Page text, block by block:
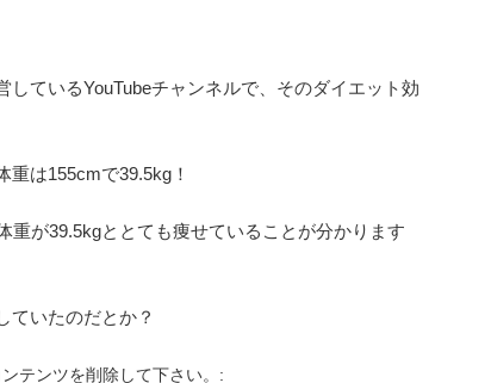
ているYouTubeチャンネルで、そのダイエット効
は155cmで39.5kg！
重が39.5kgととても痩せていることが分かります
ていたのだとか？
テンツを削除して下さい。: